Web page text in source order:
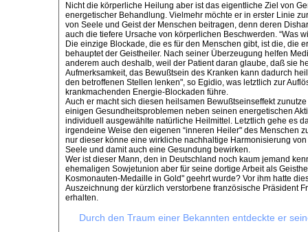
Nicht die körperliche Heilung aber ist das eigentliche Ziel von
energetischer Behandlung. Vielmehr möchte er in erster Linie
von Seele und Geist der Menschen beitragen, denn deren
auch die tiefere Ursache von körperlichen Beschwerden. “Was
Die einzige Blockade, die es für den Menschen gibt, ist die, die
behauptet der Geistheiler. Nach seiner Überzeugung helfen
anderem auch deshalb, weil der Patient daran glaube, daß sie
Aufmerksamkeit, das Bewußtsein des Kranken kann dadurch
den betroffenen Stellen lenken", so Egidio, was letztlich zur
krankmachenden Energie-Blockaden führe.
Auch er macht sich diesen heilsamen Bewußtseinseffekt
einigen Gesundheitsproblemen neben seinen energetischen
individuell ausgewählte natürliche Heilmittel. Letztlich gehe es
irgendeine Weise den eigenen “inneren Heiler" des Menschen
nur dieser könne eine wirkliche nachhaltige Harmonisierung von
Seele und damit auch eine Gesundung bewirken.
Wer ist dieser Mann, den in Deutschland noch kaum jemand
ehemaligen Sowjetunion aber für seine dortige Arbeit als
Kosmonauten-Medaille in Gold" geehrt wurde? Vor ihm hatte
Auszeichnung der kürzlich verstorbene französische Präsident
erhalten.
Durch den Traum einer Bekannten entdeckte er